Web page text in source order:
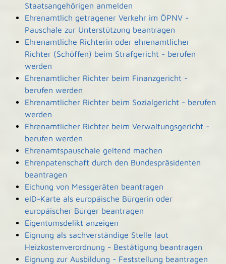
Staatsangehörigen anmelden
Ehrenamtlich getragener Verkehr im ÖPNV -
Pauschale zur Unterstützung beantragen
Ehrenamtliche Richterin oder ehrenamtlicher
Richter (Schöffen) beim Strafgericht - berufen
werden
Ehrenamtlicher Richter beim Finanzgericht -
berufen werden
Ehrenamtlicher Richter beim Sozialgericht - berufen
werden
Ehrenamtlicher Richter beim Verwaltungsgericht -
berufen werden
Ehrenamtspauschale geltend machen
Ehrenpatenschaft durch den Bundespräsidenten
beantragen
Eichung von Messgeräten beantragen
eID-Karte als europäische Bürgerin oder
europäischer Bürger beantragen
Eigentumsdelikt anzeigen
Eignung als sachverständige Stelle laut
Heizkostenverordnung - Bestätigung beantragen
Eignung zur Ausbildung - Feststellung beantragen